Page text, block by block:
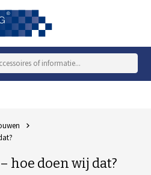
hoe doen wij dat?